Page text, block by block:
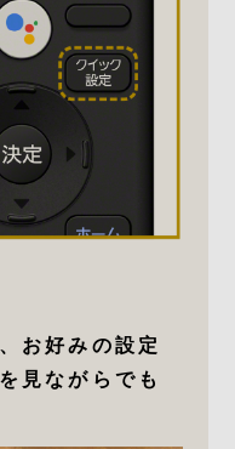
お好みの設定
見ながらでも